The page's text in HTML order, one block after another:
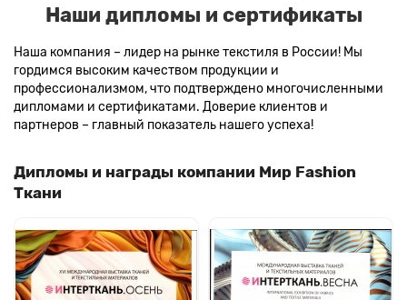
Наши дипломы и сертификаты
Наша компания – лидер на рынке текстиля в России! Мы
гордимся высоким качеством продукции и
профессионализмом, что подтверждено многочисленными
дипломами и сертификатами. Доверие клиентов и
партнеров – главный показатель нашего успеха!
Дипломы и награды компании Мир Fashion
Ткани